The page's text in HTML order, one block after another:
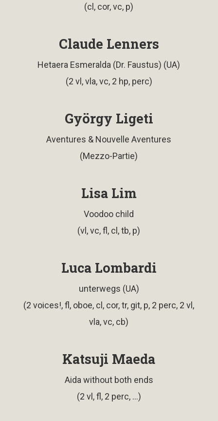
(cl, cor, vc, p)
Claude Lenners
Hetaera Esmeralda (Dr. Faustus) (UA)
(2 vl, vla, vc, 2 hp, perc)
György Ligeti
Aventures & Nouvelle Aventures
(Mezzo-Partie)
Lisa Lim
Voodoo child
(vl, vc, fl, cl, tb, p)
Luca Lombardi
unterwegs (UA)
(2 voices!, fl, oboe, cl, cor, tr, git, p, 2 perc, 2 vl,
vla, vc, cb)
Katsuji Maeda
Aida without both ends
(2 vl, fl, 2 perc, ...)